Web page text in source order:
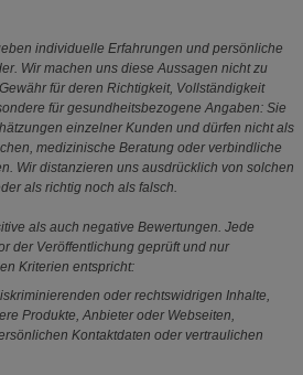
individuelle Erfahrungen und persönliche
Wir machen uns diese Aussagen nicht zu
für deren Richtigkeit, Vollständigkeit
für gesundheitsbezogene Angaben: Sie
einzelner Kunden und dürfen nicht als
medizinische Beratung oder verbindliche
Wir distanzieren uns ausdrücklich von solchen
als richtig noch als falsch.
als auch negative Bewertungen. Jede
der Veröffentlichung geprüft und nur
Kriterien entspricht:
oder rechtswidrigen Inhalte,
Produkte, Anbieter oder Webseiten,
Kontaktdaten oder vertraulichen